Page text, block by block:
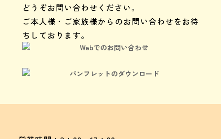
どうぞお問い合わせください。
ご本人様・ご家族様からのお問い合わせをお待
ちしております。